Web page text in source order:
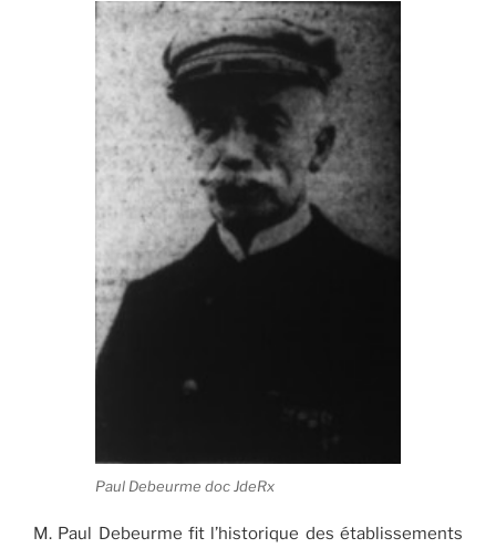
Paul Debeurme doc JdeRx
M. Paul Debeurme fit l’historique des établissements